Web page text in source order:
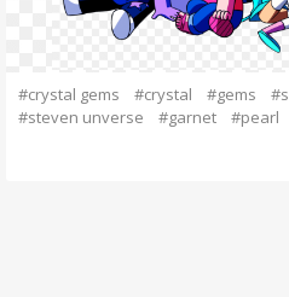
#crystal gems #crystal #gems
#steven unverse
#garnet #pearl